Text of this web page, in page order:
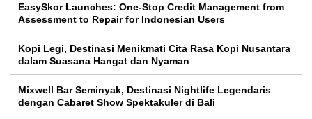
EasySkor Launches: One-Stop Credit Management from
Assessment to Repair for Indonesian Users
Kopi Legi, Destinasi Menikmati Cita Rasa Kopi Nusantara
dalam Suasana Hangat dan Nyaman
Mixwell Bar Seminyak, Destinasi Nightlife Legendaris
dengan Cabaret Show Spektakuler di Bali